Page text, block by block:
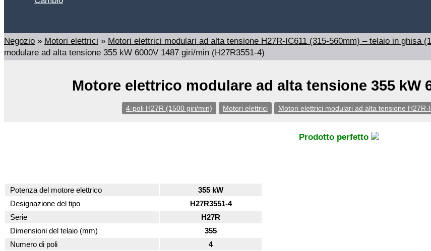
Negozio » Motori elettrici » Motori elettrici modulari ad alta tensione H27R-IC611 (315-560mm) – telaio in ghisa
modulare ad alta tensione 355 kW 6000V 1487 giri/min (H27R3551-4)
Motore elettrico modulare ad alta tensione 355 kW
4-poli H27R (1500 giri/min) Motori elettrici Motori elettrici modulari ad alta tensione
Prodotto perfetto
Potenza del motore elettrico
355 kW
Designazione del tipo
H27R3551-4
Serie
H27R
Dimensioni del telaio (mm)
355
Numero di poli
4